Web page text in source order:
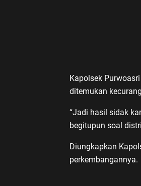
Kapolsek
ditemukan
“Jadi hasil sidak
begitupun soal
Diungkapkan
perkembangannya.